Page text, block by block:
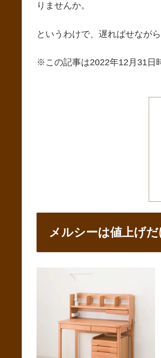
りませんか。
というわけで、遅ればせなが
※この記事は2022年12月31日
メルシーは値上げ